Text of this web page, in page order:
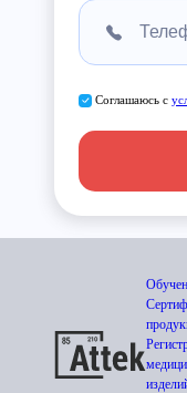
Соглашаюсь с